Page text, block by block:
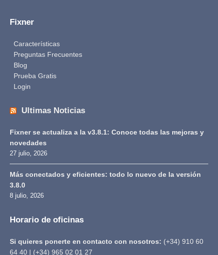
Fixner
Características
Preguntas Frecuentes
Blog
Prueba Gratis
Login
Ultimas Noticias
Fixner se actualiza a la v3.8.1: Conoce todas las mejoras y
novedades
27 julio, 2026
Más conectados y eficientes: todo lo nuevo de la versión
3.8.0
8 julio, 2026
Horario de oficinas
Si quieres ponerte en contacto con nosotros: (+34) 910 60
64 40 | (+34) 965 02 01 27